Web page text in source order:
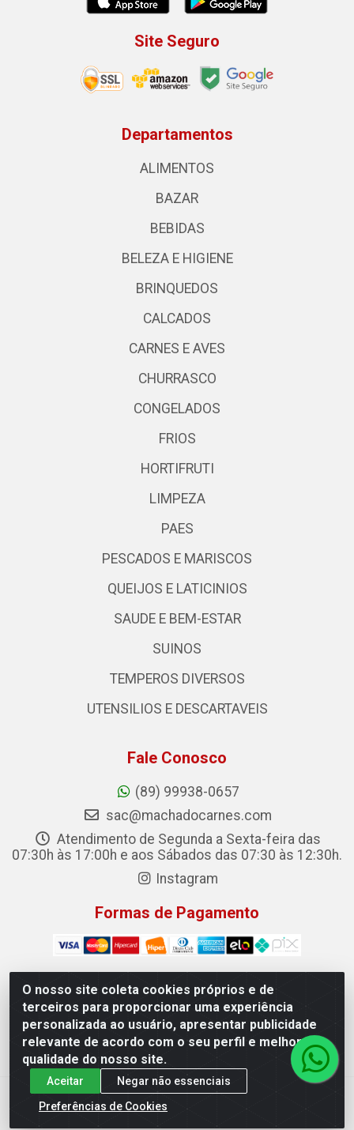
O nosso site coleta cookies próprios e de
terceiros para proporcionar uma experiência
personalizada ao usuário, apresentar publicidade
relevante de acordo com o seu perfil e melhorar a
qualidade do nosso site.
Aceitar
Negar não essenciais
Preferências de Cookies
Site Seguro
Departamentos
ALIMENTOS
BAZAR
BEBIDAS
BELEZA E HIGIENE
BRINQUEDOS
CALCADOS
CARNES E AVES
CHURRASCO
CONGELADOS
FRIOS
HORTIFRUTI
LIMPEZA
PAES
PESCADOS E MARISCOS
QUEIJOS E LATICINIOS
SAUDE E BEM-ESTAR
SUINOS
TEMPEROS DIVERSOS
UTENSILIOS E DESCARTAVEIS
Fale Conosco
(89) 99938-0657
sac@machadocarnes.com
Atendimento de Segunda a Sexta-feira das
07:30h às 17:00h e aos Sábados das 07:30 às 12:30h.
Instagram
Formas de Pagamento
Machado Carnes Distribuidora de Alimentos LTDA -
Logradouro: Avenida Candido Aleixo, 148 - Centro - Oeiras/PI
- CEP 64.500-000 - 31.391.008/0001-50